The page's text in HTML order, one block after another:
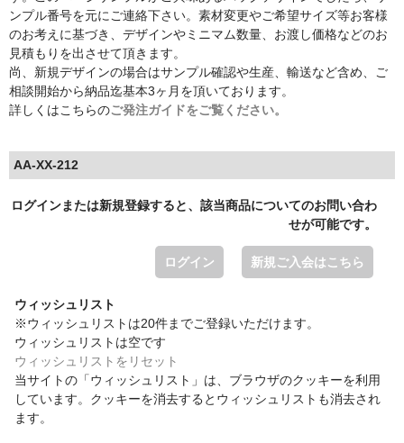
ンプル番号を元にご連絡下さい。素材変更やご希望サイズ等お客様
のお考えに基づき、デザインやミニマム数量、お渡し価格などのお
見積もりを出させて頂きます。
尚、新規デザインの場合はサンプル確認や生産、輸送など含め、ご
相談開始から納品迄基本3ヶ月を頂いております。
詳しくはこちらのご発注ガイドをご覧ください。
AA-XX-212
ログインまたは新規登録すると、該当商品についてのお問い合わ
せが可能です。
ログイン 新規ご入会はこちら
ウィッシュリスト
※ウィッシュリストは20件までご登録いただけます。
ウィッシュリストは空です
ウィッシュリストをリセット
当サイトの「ウィッシュリスト」は、ブラウザのクッキーを利用
しています。クッキーを消去するとウィッシュリストも消去され
ます。